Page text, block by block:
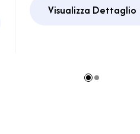
Visualizza Dettaglio